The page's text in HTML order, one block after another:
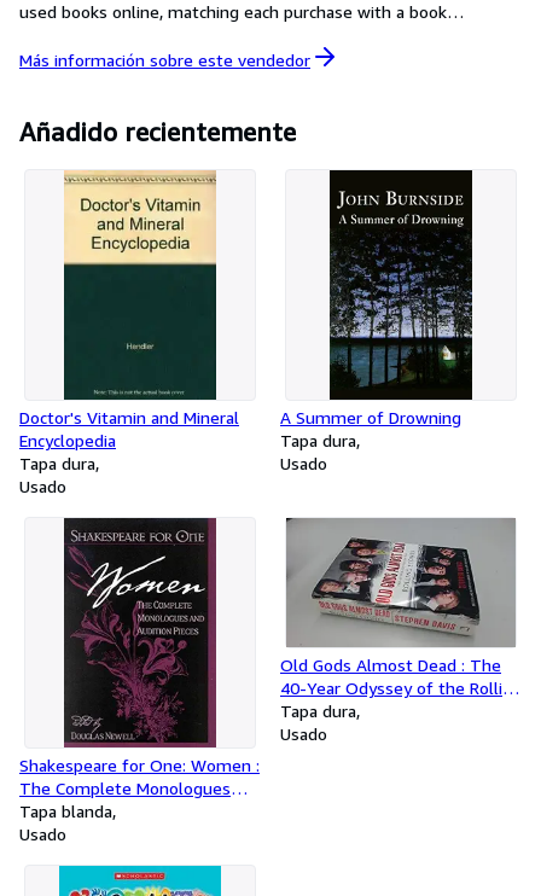
used books online, matching each purchase with a book
initiatives in the U.S., the U.K., and around the world. Since its
reused or recycled more than 475 million books.
Más información sobre este vendedor
Añadido recientemente
Doctor's Vitamin and Mineral
Encyclopedia
Tapa dura
Usado
A Summer of Drowning
Tapa dura
Usado
Shakespeare for One: Women :
The Complete Monologues
and Audition Pieces
Tapa blanda
Usado
Old Gods Almost Dead : The
40-Year Odyssey of the Rolling
Stones
Tapa dura
Usado